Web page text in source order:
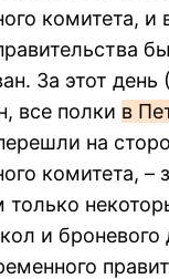
комитета, и
За этот
все полки в
на
комитета, –
и броневого